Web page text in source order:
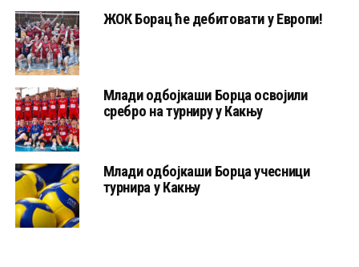
ЖОК Борац ће дебитовати у Европи!
Млади одбојкаши Борца освојили
сребро на турниру у Какњу
Млади одбојкаши Борца учесници
турнира у Какњу